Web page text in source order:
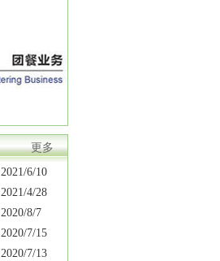
更多
2021/6/10
2021/4/28
2020/8/7
2020/7/15
2020/7/13